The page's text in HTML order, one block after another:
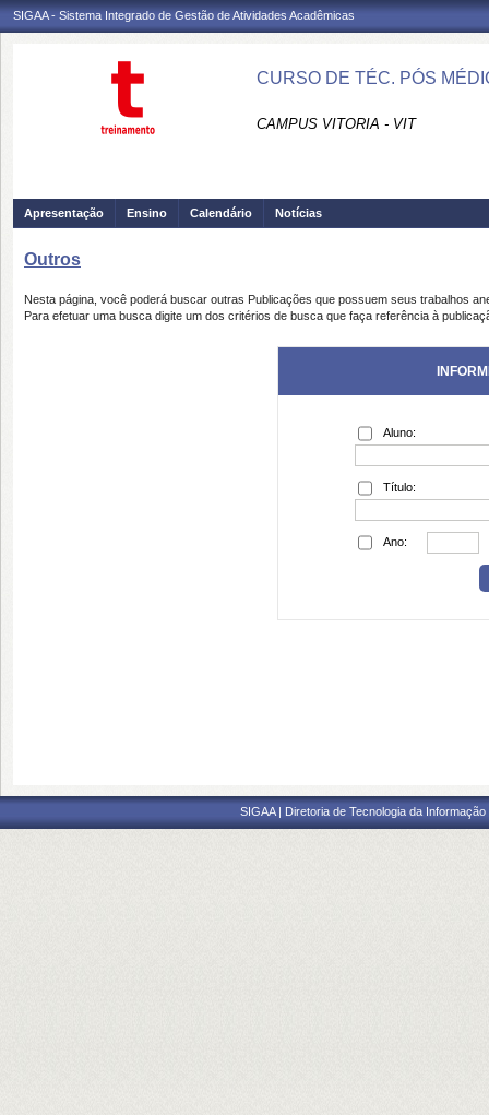
SIGAA - Sistema Integrado de Gestão de Atividades Acadêmicas
CURSO DE TÉC. PÓS
CAMPUS VITORIA - VIT
Apresentação Ensino Calendário Notícias
Outros
Nesta página, você poderá buscar outras Publicações que possuem seus trabalhos
Para efetuar uma busca digite um dos critérios de busca que faça referência à
Aluno:
Título:
Ano:
SIGAA | Diretoria de Tecnologia da